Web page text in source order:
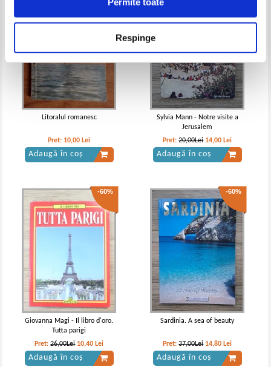
Respinge
Litoralul romanesc
Pret: 10,00 Lei
Adaugă în coș
Sylvia Mann - Notre visite a
Jerusalem
Pret:20,00Lei 14,00 Lei
Adaugă în coș
-60%
Giovanna Magi - Il libro d'oro.
Tutta parigi
Pret:26,00Lei 10,40 Lei
Adaugă în coș
-60%
Sardinia. A sea of beauty
Pret:37,00Lei 14,80 Lei
Adaugă în coș